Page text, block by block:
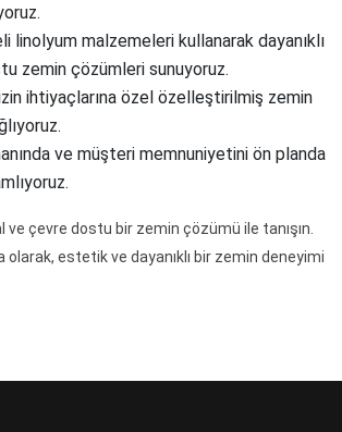
linolyum malzemeleri kullanarak dayanıklı
zemin çözümleri sunuyoruz.
ihtiyaçlarına özel özelleştirilmiş zemin
ve müşteri memnuniyetini ön planda
ve çevre dostu bir zemin çözümü ile tanışın.
olarak, estetik ve dayanıklı bir zemin deneyimi